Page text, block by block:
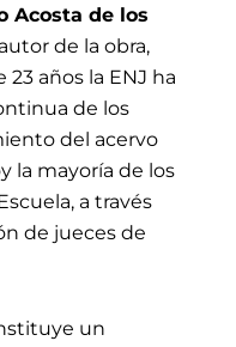
Acosta de los
de la obra,
años la ENJ ha
de los
del acervo
la mayoría de los
a través
de jueces de
un